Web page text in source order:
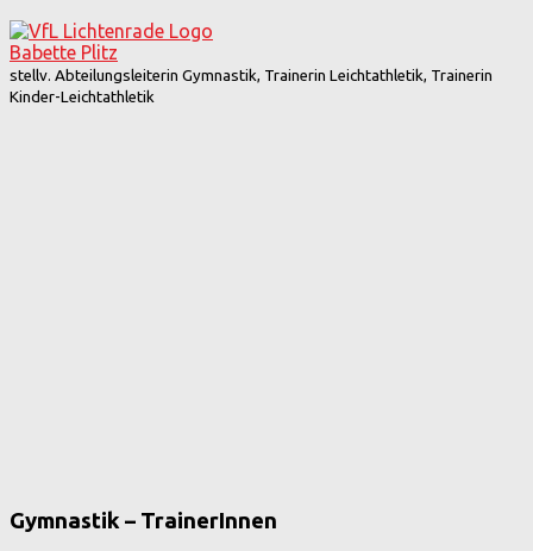
Babette Plitz
stellv. Abteilungsleiterin Gymnastik, Trainerin Leichtathletik, Trainerin
Kinder-Leichtathletik
Gymnastik – TrainerInnen